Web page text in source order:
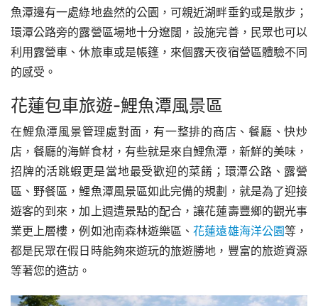
魚潭邊有一處綠地盎然的公園，可親近湖畔垂釣或是散步；
環潭公路旁的露營區場地十分遼闊，設施完善，民眾也可以
利用露營車、休旅車或是帳篷，來個露天夜宿營區體驗不同
的感受。
花蓮包車旅遊-鯉魚潭風景區
在鯉魚潭風景管理處對面，有一整排的商店、餐廳、快炒
店，餐廳的海鮮食材，有些就是來自鯉魚潭，新鮮的美味，
招牌的活跳蝦更是當地最受歡迎的菜餚；環潭公路、露營
區、野餐區，鯉魚潭風景區如此完備的規劃，就是為了迎接
遊客的到來，加上週遭景點的配合，讓花蓮壽豐鄉的觀光事
業更上層樓，例如池南森林遊樂區、花蓮遠雄海洋公園等，
都是民眾在假日時能夠來遊玩的旅遊勝地，豐富的旅遊資源
等著您的造訪。